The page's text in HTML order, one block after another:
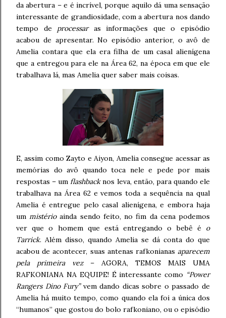
da abertura – e é incrível, porque aquilo dá uma sensação
interessante de grandiosidade, com a abertura nos dando
tempo de processaras informações que o episódio
acabou de apresentar. No episódio anterior, o avô de
Amelia contara que ela era filha de um casal alienígena
que a entregou para ele na Área 62, na época em que ele
trabalhava lá, mas Amelia quer saber mais coisas.
E, assim como Zayto e Aiyon, Amelia consegue acessar as
memórias do avô quando toca nele e pede por mais
respostas – umflashbacknos leva, então, para quando ele
trabalhava na Área 62 e vemos toda a sequência na qual
Amelia é entregue pelo casal alienígena, e embora haja
ummistérioainda sendo feito, no fim da cena podemos
ver que o homem que está entregando o bebê é o
Tarrick. Além disso, quando Amelia se dá conta do que
acabou de acontecer, suas antenas rafkonianas aparecem
pela primeira vez– AGORA, TEMOS MAIS UMA
RAFKONIANA NA EQUIPE! É interessante como “Power
Rangers Dino Fury”vem dando dicas sobre o passado de
Amelia há muito tempo, como quando ela foi a única dos
“humanos” que gostou do bolo rafkoniano, ou o episódio